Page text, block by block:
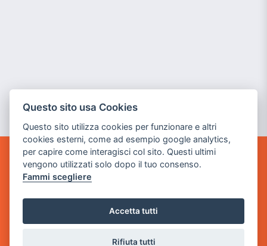
GAME WARP
BY POWER GAME SRL
Sede Legale
via Villaggio dei Platani, 3
- 25014 Castenedolo, Brescia
Questo sito usa Cookies
Questo sito utilizza cookies per funzionare e altri
cookies esterni, come ad esempio google analytics,
per capire come interagisci col sito. Questi ultimi
vengono utilizzati solo dopo il tuo consenso.
Fammi scegliere
Accetta tutti
Rifiuta tutti